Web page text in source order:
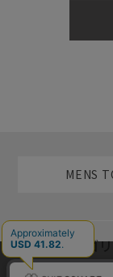
MENS
メンズカテゴリ